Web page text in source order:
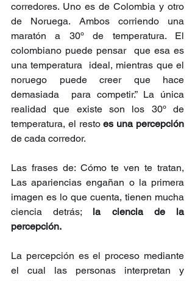
corredores. Uno es de Colombia y otro
de Noruega. Ambos corriendo una
maratón a 30º de temperatura. El
colombiano puede pensar  que esa es
una temperatura  ideal, mientras que el
noruego puede creer que hace
demasiada  para competir.” La única
realidad que existe son los 30º de
temperatura, el resto es una percepción
de cada corredor.
Las frases de: Cómo te ven te tratan,
Las apariencias engañan o la primera
imagen es lo que cuenta, tienen mucha
ciencia detrás; la ciencia de la
percepción.
La percepción es el proceso mediante
el cual las personas interpretan y